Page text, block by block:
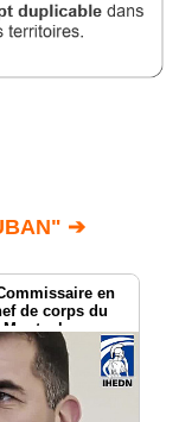
➔
en
de corps du